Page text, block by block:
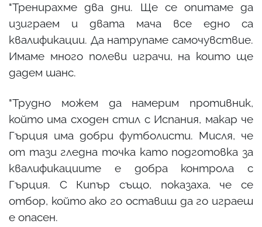
"Тренирахме два дни. Ще се опитаме да
изиграем и двата мача все едно са
квалификации. Да натрупаме самочувствие.
Имаме много полеви играчи, на които ще
дадем шанс.
"Трудно можем да намерим противник,
който има сходен стил с Испания, макар че
Гърция има добри футболисти. Мисля, че
от тази гледна точка като подготовка за
квалификациите е добра контрола с
Гърция. С Кипър също, показаха, че се
отбор, който ако го оставиш да го играеш
е опасен.